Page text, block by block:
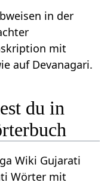
in der
mit
auf Devanagari.
du in
Wiki Gujarati
Wörter mit